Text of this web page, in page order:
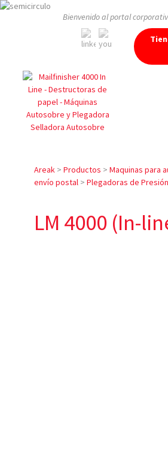
Bienvenido al portal
Areak> Productos > Maquinas para
envío postal> Plegadoras de Presión
LM 4000 (In-